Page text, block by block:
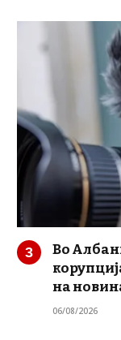
Во
на
06/08/2026